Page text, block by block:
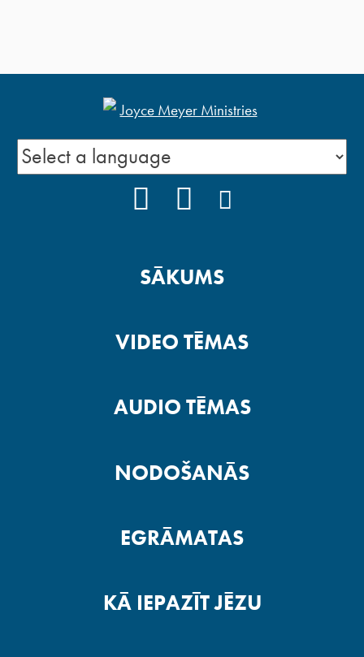
FACEBOOK
YOUTUBE
SĀKUMS
VIDEO TĒMAS
AUDIO TĒMAS
NODOŠANĀS
EGRĀMATAS
KĀ IEPAZĪT JĒZU